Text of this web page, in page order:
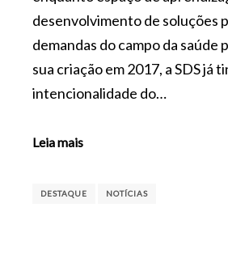
desenvolvimento de soluções
demandas do campo da saúde
sua criação em 2017, a SDS já
intencionalidade do…
Leia mais
DESTAQUE NOTÍCIAS